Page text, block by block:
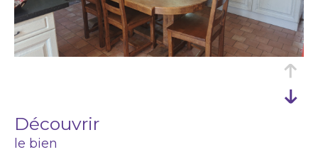
découvrir
le bien